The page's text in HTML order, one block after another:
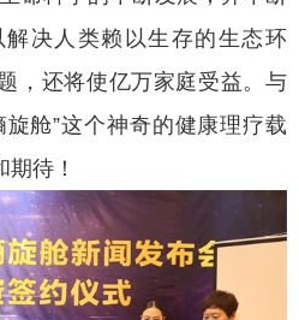
决人类赖以生存的生态环
，还将使亿万家庭受益。与
舱”这个神奇的健康理疗载
待！